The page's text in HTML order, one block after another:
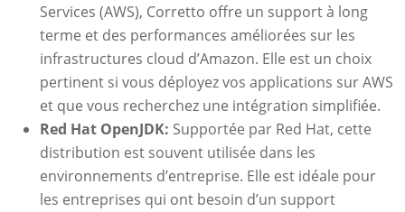
Services (AWS), Corretto offre un support à long
terme et des performances améliorées sur les
infrastructures cloud d’Amazon. Elle est un choix
pertinent si vous déployez vos applications sur AWS
et que vous recherchez une intégration simplifiée.
Red Hat OpenJDK: Supportée par Red Hat, cette
distribution est souvent utilisée dans les
environnements d’entreprise. Elle est idéale pour
les entreprises qui ont besoin d’un support